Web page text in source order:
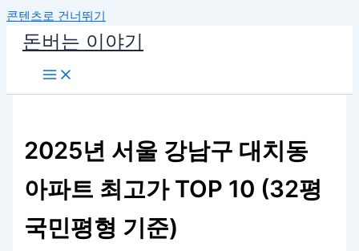
콘텐츠로 건너뛰기
돈버는 이야기
2025년 서울 강남구 대치동
아파트 최고가 TOP 10 (32평
국민평형 기준)